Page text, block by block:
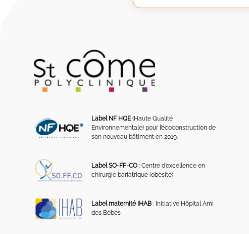
Label NF HQE(Haute Qualité
Environnementale) pour l’écoconstruction de
son nouveau bâtiment en 2019.
Label SO-FF-CO : Centre d’excellence en
chirurgie bariatrique (obésité)
Label maternité IHAB : Initiative Hôpital Ami
des Bébés